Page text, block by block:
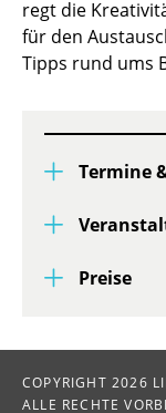
regt die
für den
Tipps rund ums
Termine
Preise
COPYRIGHT 2026
ALLE RECHTE